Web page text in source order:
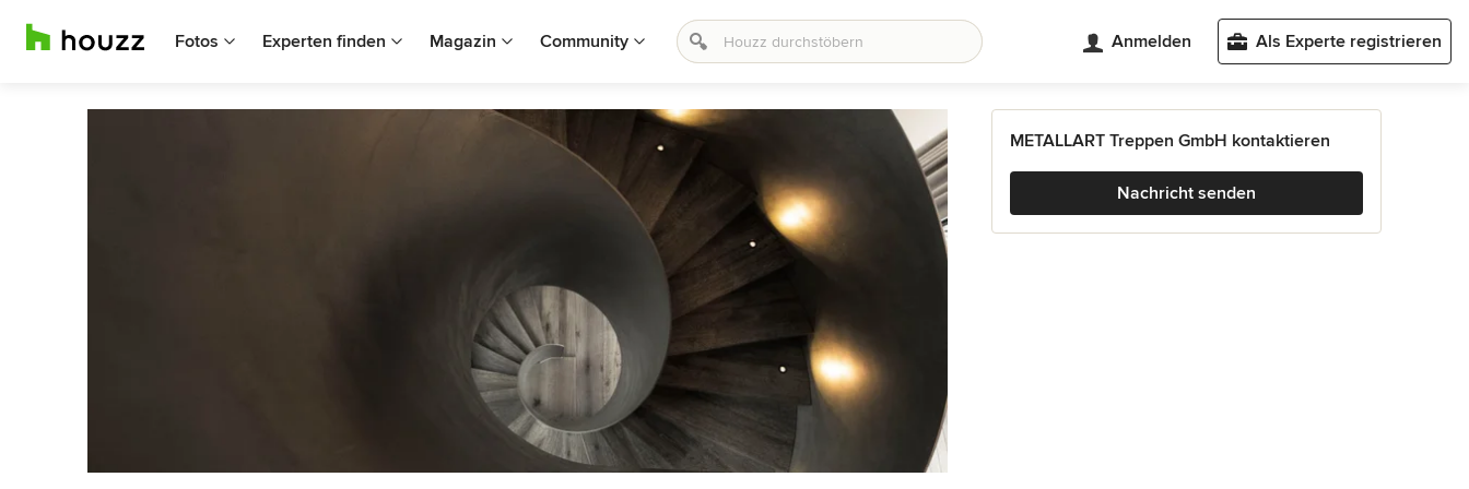
Fotos Experten finden Magazin Community Anmelden Als Experte registrieren
METALLART Treppen GmbH kontaktieren
Nachricht senden